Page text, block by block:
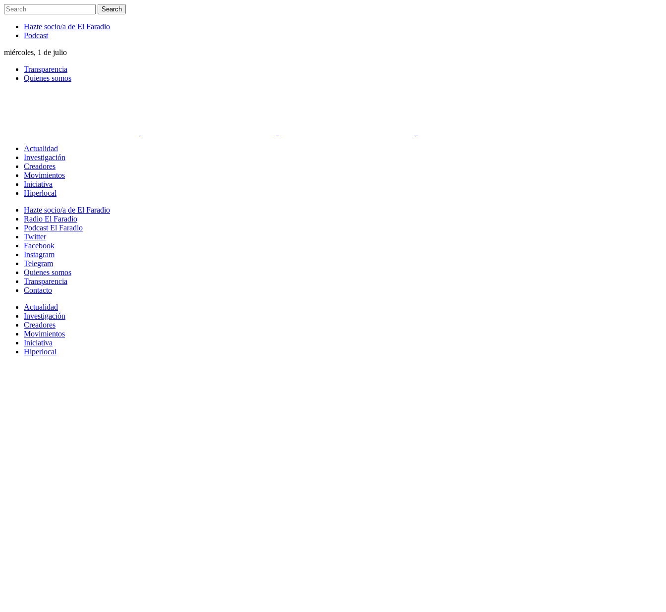
Hazte socio/a de El Faradio
Podcast
miércoles, 1 de julio
Transparencia
Quienes somos
Actualidad
Investigación
Creadores
Movimientos
Iniciativa
Hiperlocal
Hazte socio/a de El Faradio
Radio El Faradio
Podcast El Faradio
Twitter
Facebook
Instagram
Telegram
Quienes somos
Transparencia
Contacto
Actualidad
Investigación
Creadores
Movimientos
Iniciativa
Hiperlocal